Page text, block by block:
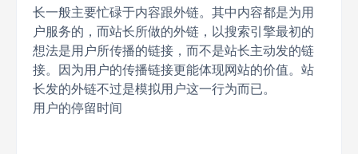
长一般主要忙碌于内容跟外链。其中内容都是为用
户服务的，而站长所做的外链，以搜索引擎最初的
想法是用户所传播的链接，而不是站长主动发的链
接。因为用户的传播链接更能体现网站的价值。站
长发的外链不过是模拟用户这一行为而已。
用户的停留时间